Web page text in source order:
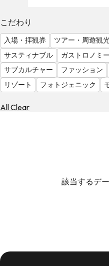
調
べ
る
天
気
を
見
る
こだわり
入場・拝観券 ツアー・周遊観
サスティナブル
ガストロノミー
サブカルチャー
ファッション
リゾート
フォトジェニック
All Clear
該当するデ